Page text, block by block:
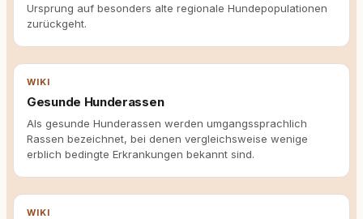
Ursprung auf besonders alte regionale Hundepopulationen
zurückgeht.
WIKI
Gesunde Hunderassen
Als gesunde Hunderassen werden umgangssprachlich
Rassen bezeichnet, bei denen vergleichsweise wenige
erblich bedingte Erkrankungen bekannt sind.
WIKI